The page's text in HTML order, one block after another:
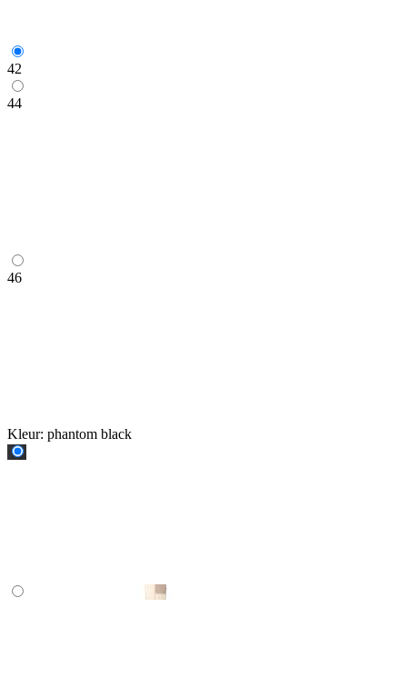
42
44
46
Kleur: phantom black